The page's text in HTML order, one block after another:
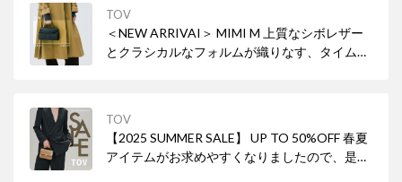
TOV
＜NEW ARRIVAI＞ MIMI M 上質なシボレザー
とクラシカルなフォルムが織りなす、タイムレ
TOV
【2025 SUMMER SALE】 UP TO 50%OFF 春夏
アイテムがお求めやすくなりましたので、是非